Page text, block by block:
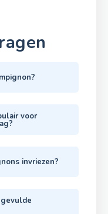
voor
invriezen?